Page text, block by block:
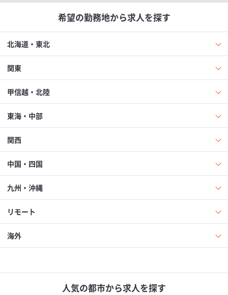
希望の勤務地から求人を探す
北海道・東北
関東
甲信越・北陸
東海・中部
関西
中国・四国
九州・沖縄
リモート
海外
人気の都市から求人を探す